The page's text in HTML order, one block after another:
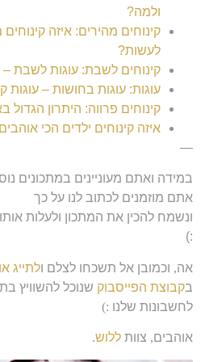
ולמה?
קינוחים מהירים: איזה
לעשות?
קינוחים לשבת: עוגות לשבת
עוגות: עוגות בחושות –
קינוחים פרווה: היתרון הגדול
איזה קינוחים ילדים הכי
—
במידה ואתם מעוניינים במתכונים
אתם מוזמנים לכתוב לנו על כך
ונשמח להכין את המתכון ולעלות
:)
אה, וכמובן אל תשכחו לצלם ולתייג
בקבוצת הפייסבוק שנוכל להשוויץ
לחשבונות שלנו :)
אוהבים, צוות ללוש.